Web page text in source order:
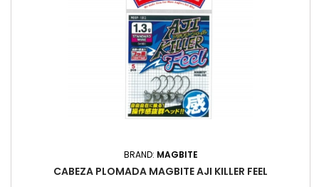
BRAND: MAGBITE
CABEZA PLOMADA MAGBITE AJI KILLER FEEL